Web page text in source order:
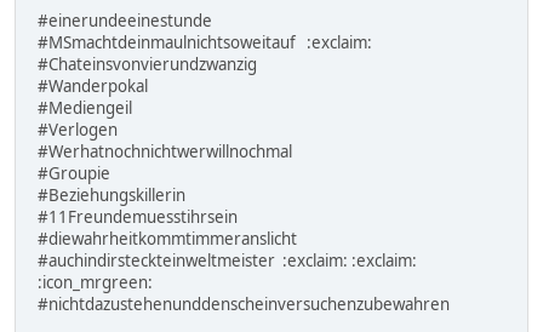
#‎einerundeeinestunde‬
‪#‎MSmachtdeinmaulnichtsoweitauf‬ :exclaim:
‪#‎Chateinsvonvierundzwanzig‬
‪#‎Wanderpokal‬
‪#‎Mediengeil‬
‪#‎Verlogen‬
‪#‎Werhatnochnichtwerwillnochmal‬
‪#‎Groupie‬
‪#‎Beziehungskillerin‬
‪#‎11Freundemuesstihrsein‬
‪#‎diewahrheitkommtimmeranslicht‬
‪#‎auchindirsteckteinweltmeister‬ :exclaim: :exclaim:
:icon_mrgreen:
‪#‎nichtdazustehenunddenscheinversuchenzubewahren‬